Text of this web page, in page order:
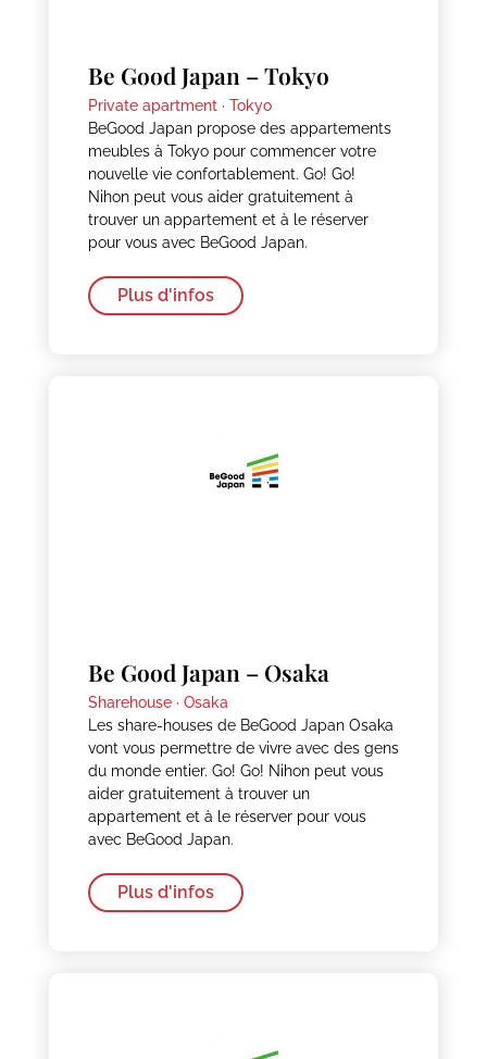
Be Good Japan – Tokyo
Private apartment · Tokyo
BeGood Japan propose des appartements
meubles à Tokyo pour commencer votre
nouvelle vie confortablement. Go! Go!
Nihon peut vous aider gratuitement à
trouver un appartement et à le réserver
pour vous avec BeGood Japan.
Plus d'infos
Be Good Japan – Osaka
Sharehouse · Osaka
Les share-houses de BeGood Japan Osaka
vont vous permettre de vivre avec des gens
du monde entier. Go! Go! Nihon peut vous
aider gratuitement à trouver un
appartement et à le réserver pour vous
avec BeGood Japan.
Plus d'infos